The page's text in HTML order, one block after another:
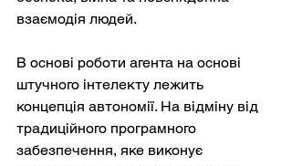
взаємодія людей.
В основі роботи агента на основі
штучного інтелекту лежить
концепція автономії. На відміну від
традиційного програмного
забезпечення, яке виконує